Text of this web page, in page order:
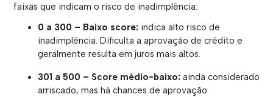
faixas que indicam o risco de inadimplência:
0 a 300 – Baixo score: indica alto risco de
inadimplência. Dificulta a aprovação de crédito e
geralmente resulta em juros mais altos.
301 a 500 – Score médio-baixo: ainda considerado
arriscado, mas há chances de aprovação